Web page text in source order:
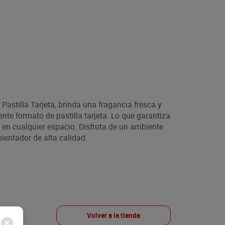
Tarjeta, brinda una fragancia fresca y
formato de pastilla tarjeta. Lo que garantiza
cualquier espacio. Disfruta de un ambiente
de alta calidad.
Volver a la tienda